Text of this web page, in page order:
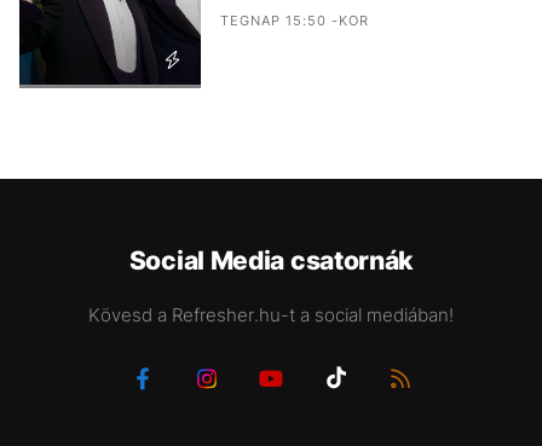
TEGNAP 15:50 -KOR
Social Media csatornák
Kövesd a Refresher.hu-t a social mediában!